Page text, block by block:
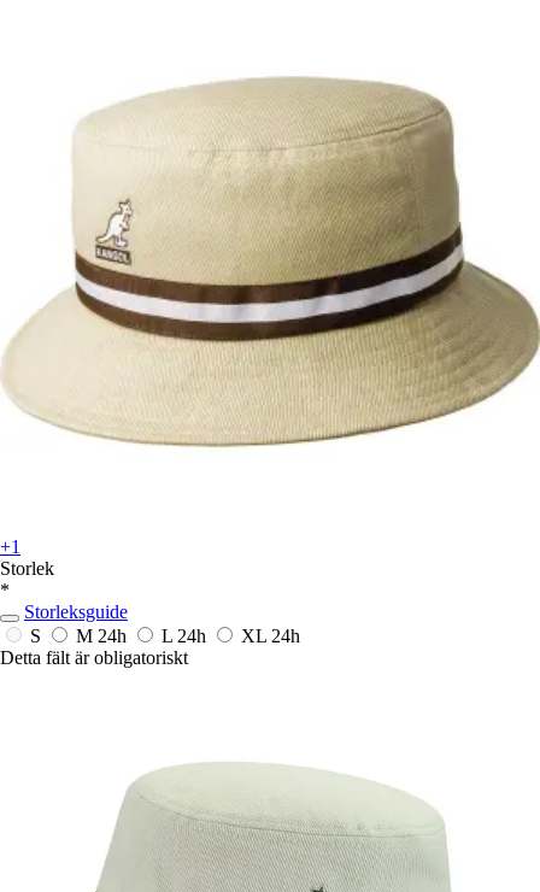
+1
Storlek
*
Storleksguide
S
M 24h L 24h XL 24h
Detta fält är obligatoriskt